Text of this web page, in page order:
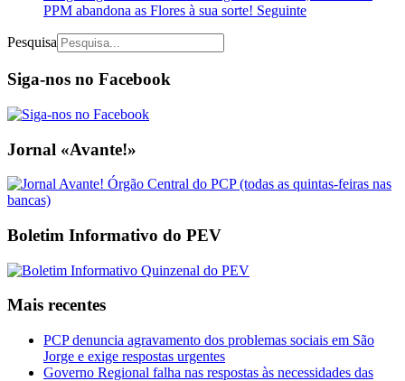
PPM abandona as Flores à sua sorte! Seguinte
Pesquisa
Siga-nos no Facebook
Jornal «Avante!»
Boletim Informativo do PEV
Mais recentes
PCP denuncia agravamento dos problemas sociais em São
Jorge e exige respostas urgentes
Governo Regional falha nas respostas às necessidades das